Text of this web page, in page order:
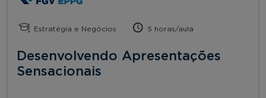
Estratégia e Negócios 5 horas/aula
Desenvolvendo Apresentações
Sensacionais